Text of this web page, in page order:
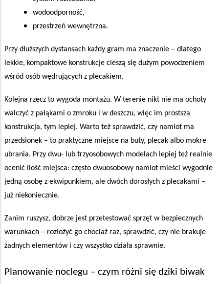
wodoodporność,
przestrzeń wewnętrzna.
Przy dłuższych dystansach każdy gram ma znaczenie – dlatego
lekkie, kompaktowe konstrukcje cieszą się dużym powodzeniem
wśród osób wędrujących z plecakiem.
Kolejna rzecz to wygoda montażu. W terenie nikt nie ma ochoty
walczyć z pałąkami o zmroku i w deszczu, więc im prostsza
konstrukcja, tym lepiej. Warto też sprawdzić, czy namiot ma
przedsionek – to praktyczne miejsce na buty, plecak albo mokre
ubrania. Przy dwu- lub trzyosobowych modelach lepiej też realnie
ocenić ilość miejsca: często dwuosobowy namiot mieści wygodnie
jedną osobę z ekwipunkiem, ale dwóch dorosłych z plecakami –
już niekoniecznie.
Zanim ruszysz, dobrze jest przetestować sprzęt w bezpiecznych
warunkach – rozłożyć go chociaż raz, sprawdzić, czy nie brakuje
żadnych elementów i czy wszystko działa sprawnie.
Planowanie noclegu – czym różni się dziki biwak